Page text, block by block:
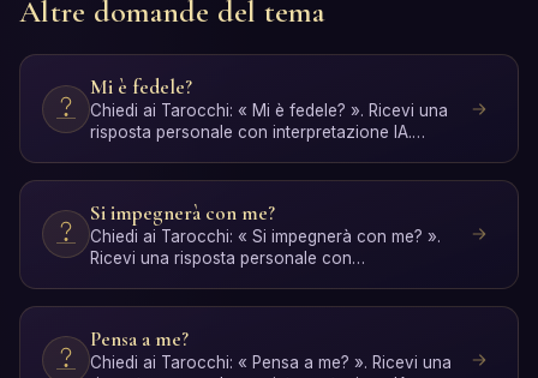
Altre domande del tema
Mi è fedele?
Chiedi ai Tarocchi: « Mi è fedele? ». Ricevi una
risposta personale con interpretazione IA.
Si impegnerà con me?
Chiedi ai Tarocchi: « Si impegnerà con me? ».
Ricevi una risposta personale con
Pensa a me?
Chiedi ai Tarocchi: « Pensa a me? ». Ricevi una